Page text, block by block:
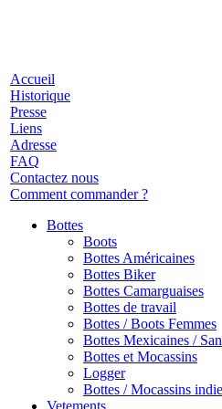
Accueil
Historique
Presse
Liens
Adresse
FAQ
Contactez nous
Comment commander ?
Bottes
Boots
Bottes Américaines
Bottes Biker
Bottes Camarguaises
Bottes de travail
Bottes / Boots Femmes
Bottes Mexicaines /
Bottes et Mocassins
Logger
Bottes / Mocassins
Vetements